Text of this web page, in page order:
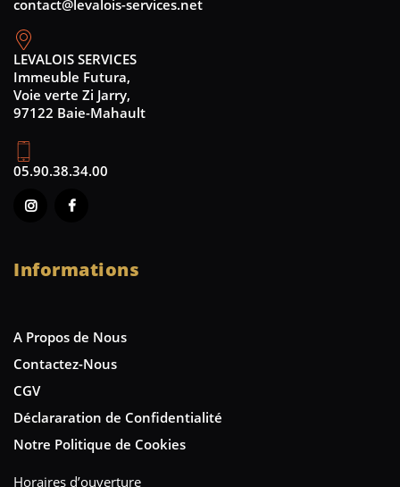
contact@levalois-services.net
LEVALOIS SERVICES
Immeuble Futura,
Voie verte Zi Jarry,
97122 Baie-Mahault
05.90.38.34.00
Informations
A Propos de Nous
Contactez-Nous
CGV
Déclararation de Confidentialité
Notre Politique de Cookies
Horaires d’ouverture